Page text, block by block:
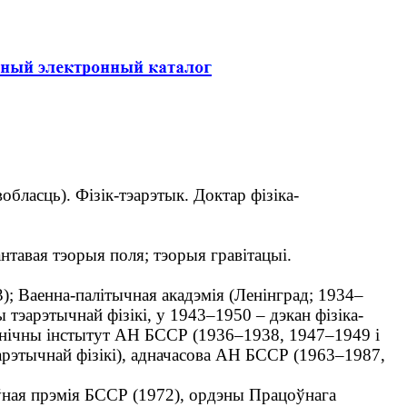
Фізік-тэарэтык. Доктар фізіка-
тэорыя поля; тэорыя гравітацыі.
палітычная акадэмія (Ленінград; 1934–
фізікі, у 1943–1950 – дэкан фізіка-
інстытут АН БССР (1936–1938, 1947–1949 і
фізікі), адначасова АН БССР (1963–1987,
прэмія БССР (1972), ордэны Працоўнага